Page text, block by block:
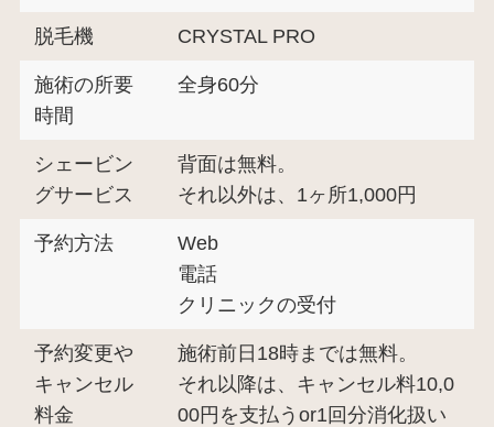
脱毛機 CRYSTAL PRO
施術の所要
時間
全身60分
シェービン
グサービス
背面は無料。
それ以外は、1ヶ所1,000円
予約方法
Web
電話
クリニックの受付
予約変更や
キャンセル
料金
施術前日18時までは無料。
それ以降は、キャンセル料10,0
00円を支払うor1回分消化扱い